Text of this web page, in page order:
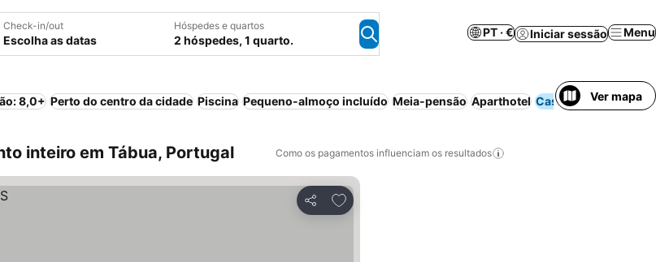
Check-in/out
Escolha as datas
Hóspedes e quartos
2 hóspedes, 1 quarto.
PT · € Iniciar sessão Menu
8,0+ Perto do centro da cidade Piscina Pequeno-almoço incluído Meia-pensão Aparthotel Casa/apartamento
Ver mapa
inteiro em Tábua, Portugal Como os pagamentos influenciam os resultados
Partilhar
Adicionar aos favoritos